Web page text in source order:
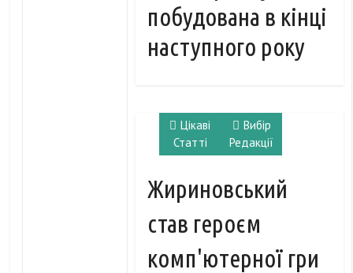
побудована в кінці
наступного року
Цікаві
Статті
Вибір
Редакції
Жириновський
став героєм
комп'ютерної гри